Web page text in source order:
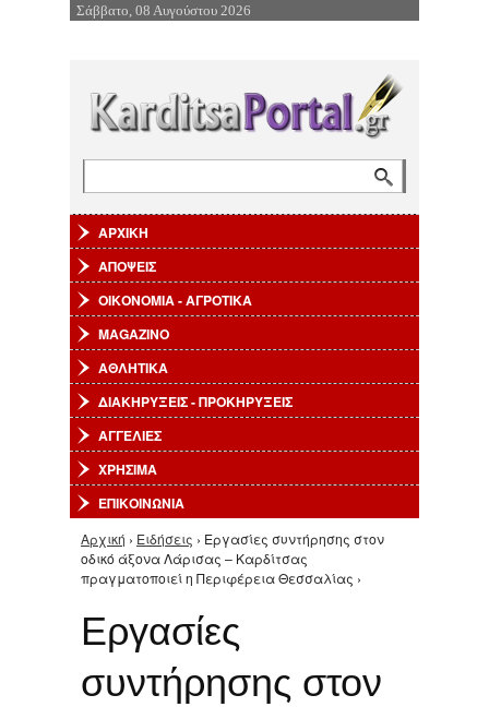
Επιστροφή στην Πλοήγηση
Σάββατο, 08 Αυγούστου 2026
ΑΡΧΙΚΗ
ΑΠΟΨΕΙΣ
ΟΙΚΟΝΟΜΙΑ - ΑΓΡΟΤΙΚΑ
MAGAZINO
ΑΘΛΗΤΙΚΑ
ΔΙΑΚΗΡΥΞΕΙΣ - ΠΡΟΚΗΡΥΞΕΙΣ
ΑΓΓΕΛΙΕΣ
ΧΡΗΣΙΜΑ
ΕΠΙΚΟΙΝΩΝΙΑ
Είστε εδώ
Αρχική › Ειδήσεις › Εργασίες συντήρησης στον
οδικό άξονα Λάρισας – Καρδίτσας
πραγματοποιεί η Περιφέρεια Θεσσαλίας ›
Εργασίες
συντήρησης στον